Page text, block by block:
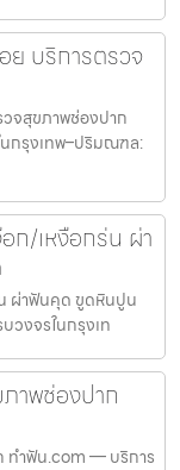
บริการตรวจ
จสุขภาพช่องปาก
กรุงเทพ–ปริมณฑล:
ก/เหงือกร่น ผ่า
ผ่าฟันคุด ขูดหินปูน
งจรในกรุงเท
าพช่องปาก
ทำฟัน.com — บริการ